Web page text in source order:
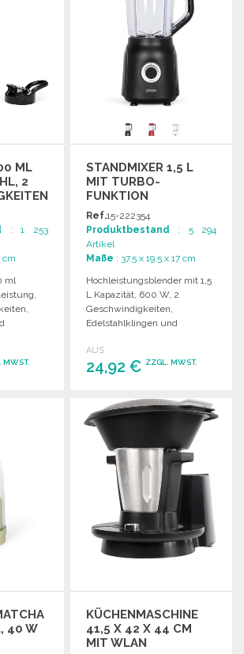
ML
2
: 1 253
cm
ml
MWST.
STANDMIXER 1,5 L
MIT TURBO-
FUNKTION
Ref.15-222354
Produktbestand : 5 294
Artikel
Maße : 37.5 x 19.5 x 17 cm
Hochleistungsblender mit 1,5
L Kapazität, 600 W, 2
Geschwindigkeiten,
Edelstahlklingen und
für verschiedene
Anwendungen.
AUS
24,92 € ZZGL. MWST.
BESTELLEN
40 W
KÜCHENMASCHINE
41,5 X 42 X 44 CM
MIT WLAN